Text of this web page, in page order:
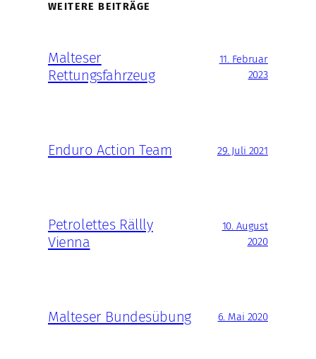
WEITERE BEITRÄGE
Malteser
Rettungsfahrzeug
11. Februar
2023
Enduro Action Team 29. Juli 2021
Petrolettes Rällly
Vienna
10. August
2020
Malteser Bundesübung 6. Mai 2020